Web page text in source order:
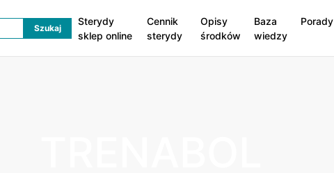
Sterydy
sklep online
Cennik
sterydy
Opisy
środków
Baza
wiedzy
Porady